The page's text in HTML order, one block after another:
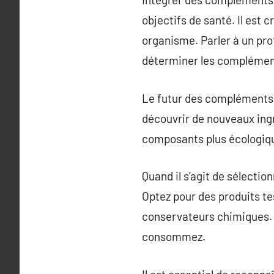
objectifs de santé. Il est
organisme. Parler à un
déterminer les
Le futur des
découvrir de nouveaux
composants plus
Quand il s’agit de
Optez pour des produits
conservateurs
consommez.